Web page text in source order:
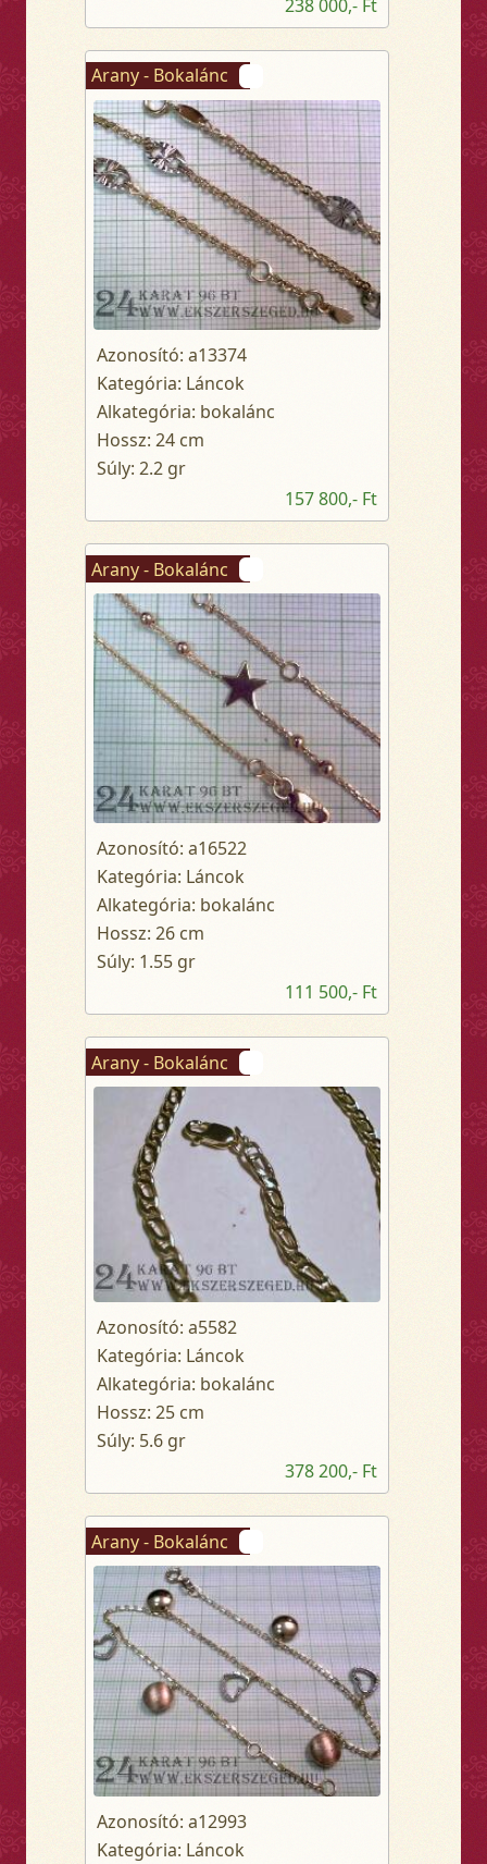
238 000,- Ft
Arany - Bokalánc
Azonosító: a13374
Kategória: Láncok
Alkategória: bokalánc
Hossz: 24 cm
Súly: 2.2 gr
157 800,- Ft
Arany - Bokalánc
Azonosító: a16522
Kategória: Láncok
Alkategória: bokalánc
Hossz: 26 cm
Súly: 1.55 gr
111 500,- Ft
Arany - Bokalánc
Azonosító: a5582
Kategória: Láncok
Alkategória: bokalánc
Hossz: 25 cm
Súly: 5.6 gr
378 200,- Ft
Arany - Bokalánc
Azonosító: a12993
Kategória: Láncok